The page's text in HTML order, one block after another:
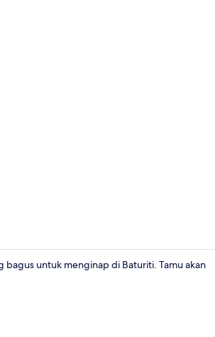
bagus untuk menginap di Baturiti. Tamu akan